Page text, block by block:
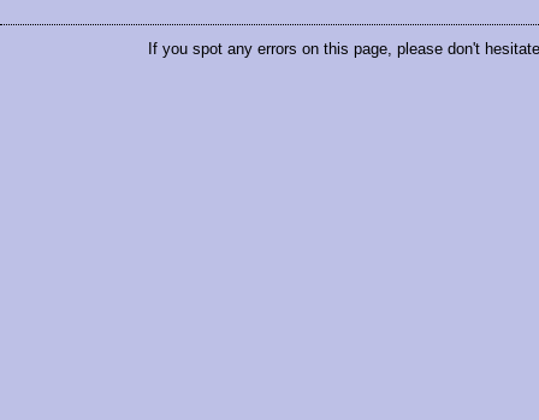
If you spot any errors on this page, please don't